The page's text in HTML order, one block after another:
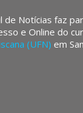
de Notícias faz
e Online do
(UFN) em